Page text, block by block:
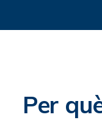
Per